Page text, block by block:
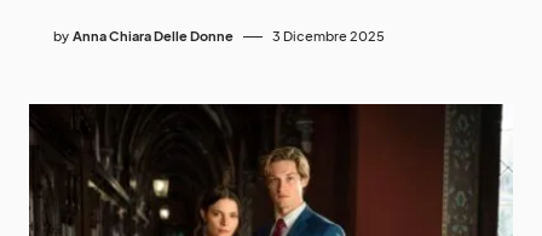
by Anna Chiara Delle Donne 3 Dicembre 2025